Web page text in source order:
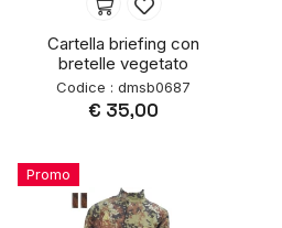
Cartella briefing con
bretelle vegetato
Codice : dmsb0687
€ 35,00
Promo